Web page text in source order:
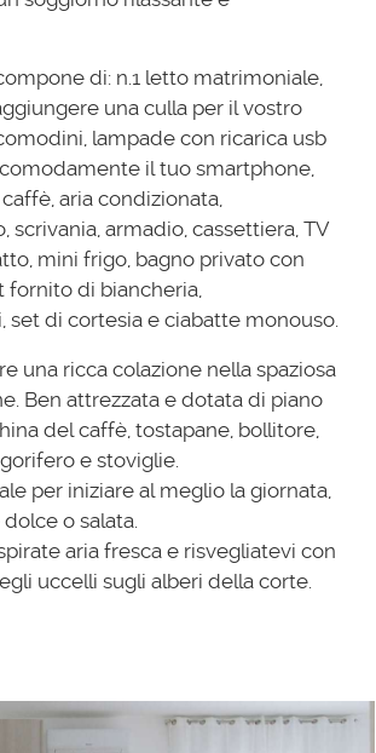
di: n.1 letto matrimoniale,
una culla per il vostro
lampade con ricarica usb
il tuo smartphone,
aria condizionata,
scrivania, armadio, cassettiera, TV
mini frigo, bagno privato con
fornito di biancheria,
set di cortesia e ciabatte monouso.
una ricca colazione nella spaziosa
Ben attrezzata e dotata di piano
del caffè, tostapane, bollitore,
e stoviglie.
per iniziare al meglio la giornata,
o salata.
aria fresca e risvegliatevi con
uccelli sugli alberi della corte.